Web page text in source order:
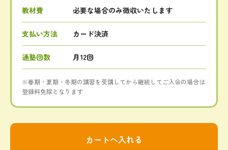
教材費 必要な場合のみ徴収いたします
支払い方法 カード決済
通塾回数 月12回
※春期・夏期・冬期の講習を受講してから継続してご入会の場合は
登録料免除となります